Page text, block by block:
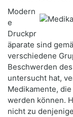
Modern
e
Druckpr
äparate sind
verschiedene
Beschwerden
untersucht hat,
Medikamente,
werden können.
nicht zu